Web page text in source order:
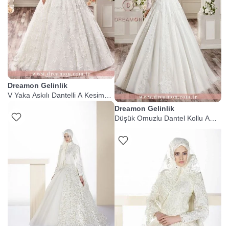
Dreamon Gelinlik
V Yaka Askılı Dantelli A Kesim
Dreamon Gelinlik
Düşük Omuzlu Dantel Kollu A